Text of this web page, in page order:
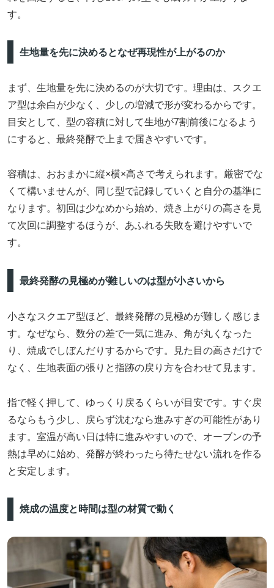
す。
生地量を先に決めるとなぜ再現性が上がるのか
まず、生地量を先に決めるのが大切です。理由は、スクエ
ア型は余白が少なく、少しの増減で形が変わるからです。
目安として、型の容積に対して生地が7割前後になるよう
にすると、最終発酵で上まで届きやすいです。
容積は、おおまかに縦×横×高さで考えられます。厳密でな
くて構いませんが、同じ型で記録していくと自分の基準に
なります。初回は少なめから始め、焼き上がりの高さを見
て次回に調整するほうが、あふれる失敗を避けやすいで
す。
最終発酵の見極めが難しいのは型が小さいから
小さなスクエア型ほど、最終発酵の見極めが難しく感じま
す。なぜなら、数分の差で一気に進み、角が丸くなった
り、焼成でしぼんだりするからです。見た目の高さだけで
なく、生地表面の張りと指跡の戻り方を合わせて見ます。
指で軽く押して、ゆっくり戻るくらいが目安です。すぐ戻
るならもう少し、戻らず沈むなら進みすぎの可能性があり
ます。室温が高い日は特に進みやすいので、オーブンの予
熱は早めに始め、発酵が終わったら待たせない流れを作る
と安定します。
焼成の温度と時間は型の材質で動く